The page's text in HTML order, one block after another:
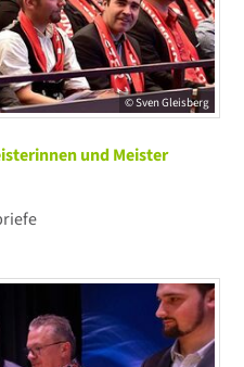
© Sven Gleisberg
und Meister